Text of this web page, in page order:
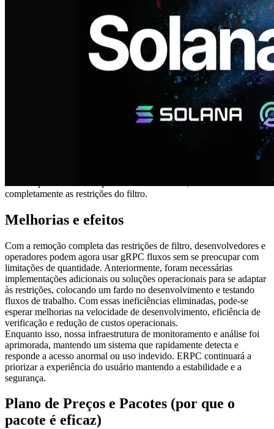
As restrições de filtro anteriormente existentes foram operadas
principalmente como contramedida contra a carga do sistema. Com
sistemas de monitoramento reforçados e dados acumulados, nos
tornamos capazes de identificar com mais precisão padrões de
acesso ligados ao mau uso.
Além disso, introduzindo uma lógica de atualização automática mais
rigorosa e de maior desempenho, implementamos uma atualização
que minimiza a carga causada por ataques. Ao reduzir os riscos de
ataque e o uso abusivo, confirmamos que a carga global do sistema
pode ser significativamente aliviada.
Ao mesmo tempo, otimizamos o teste gratuito para um dia. Isso
reduz a probabilidade de uso abusivo enquanto ainda fornece aos
usuários legítimos tempo suficiente para comparação e teste. Estas
completamente as restrições do filtro.
Melhorias e efeitos
Com a remoção completa das restrições de filtro, desenvolvedores e
operadores podem agora usar gRPC fluxos sem se preocupar com
limitações de quantidade. Anteriormente, foram necessárias
implementações adicionais ou soluções operacionais para se adaptar
às restrições, colocando um fardo no desenvolvimento e testando
fluxos de trabalho. Com essas ineficiências eliminadas, pode-se
esperar melhorias na velocidade de desenvolvimento, eficiência de
verificação e redução de custos operacionais.
Enquanto isso, nossa infraestrutura de monitoramento e análise foi
aprimorada, mantendo um sistema que rapidamente detecta e
responde a acesso anormal ou uso indevido. ERPC continuará a
priorizar a experiência do usuário mantendo a estabilidade e a
segurança.
Plano de Preços e Pacotes (por que o
pacote é eficaz)